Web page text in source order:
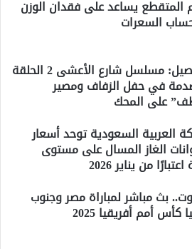
المتقطع يساعد على فقدان الوزن
السعرات
بالتفاصيل: مسلسل شارع الأعشى 2 الحلقة
صدمة في حفل الزفاف ومصير
على المحك
العربية السعودية توحد أسعار
الغاز المسال على مستوى
من يناير 2026
بث مباشر لمباراة مصر وجنوب
كأس أمم أفريقيا 2025